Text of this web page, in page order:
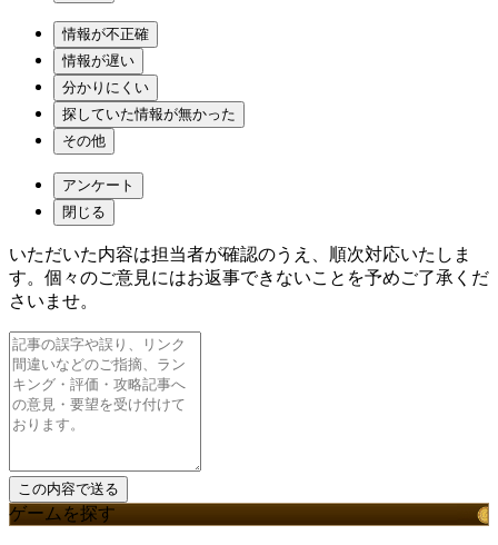
情報が不正確
情報が遅い
分かりにくい
探していた情報が無かった
その他
アンケート
閉じる
いただいた内容は担当者が確認のうえ、順次対応いたしま
す。個々のご意見にはお返事できないことを予めご了承くだ
さいませ。
ゲームを探す